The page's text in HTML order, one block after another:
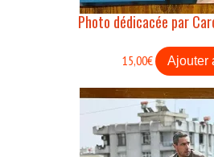
Photo dédicacée par
15,00€ Ajouter